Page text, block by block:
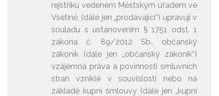
rejstříku vedeném Městským úřadem ve
Vsetíně, (dále jen „prodávající“) upravují v
souladu s ustanovením § 1751 odst. 1
zákona č. 89/2012 Sb., občanský
zákoník (dále jen „občanský zákoník“)
vzájemná práva a povinnosti smluvních
stran vzniklé v souvislosti nebo na
základě kupní smlouvy (dále jen „kupní